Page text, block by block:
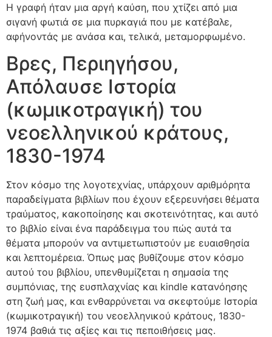
Η γραφή ήταν μια αργή καύση, που χτίζει από μια
σιγανή φωτιά σε μια πυρκαγιά που με κατέβαλε,
αφήνοντάς με ανάσα και, τελικά, μεταμορφωμένο.
Βρες, Περιηγήσου,
Απόλαυσε Ιστορία
(κωμικοτραγική) του
νεοελληνικού κράτους,
1830-1974
Στον κόσμο της λογοτεχνίας, υπάρχουν αριθμόρητα
παραδείγματα βιβλίων που έχουν εξερευνήσει θέματα
τραύματος, κακοποίησης και σκοτεινότητας, και αυτό
το βιβλίο είναι ένα παράδειγμα του πώς αυτά τα
θέματα μπορούν να αντιμετωπιστούν με ευαισθησία
και λεπτομέρεια. Όπως μας βυθίζουμε στον κόσμο
αυτού του βιβλίου, υπενθυμίζεται η σημασία της
συμπόνιας, της ευσπλαχνίας και kindle κατανόησης
στη ζωή μας, και ενθαρρύνεται να σκεφτούμε Ιστορία
(κωμικοτραγική) του νεοελληνικού κράτους, 1830-
1974 βαθιά τις αξίες και τις πεποιθήσεις μας.